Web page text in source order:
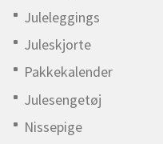
Juleleggings
Juleskjorte
Pakkekalender
Julesengetøj
Nissepige